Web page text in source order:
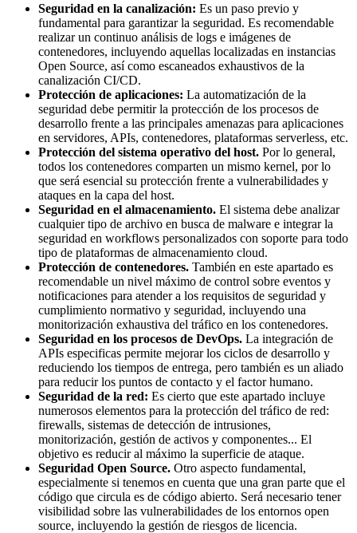
Seguridad en la canalización: Es un paso previo y
fundamental para garantizar la seguridad. Es recomendable
realizar un continuo análisis de logs e imágenes de
contenedores, incluyendo aquellas localizadas en instancias
Open Source, así como escaneados exhaustivos de la
canalización CI/CD.
Protección de aplicaciones: La automatización de la
seguridad debe permitir la protección de los procesos de
desarrollo frente a las principales amenazas para aplicaciones
en servidores, APIs, contenedores, plataformas serverless, etc.
Protección del sistema operativo del host. Por lo general,
todos los contenedores comparten un mismo kernel, por lo
que será esencial su protección frente a vulnerabilidades y
ataques en la capa del host.
Seguridad en el almacenamiento. El sistema debe analizar
cualquier tipo de archivo en busca de malware e integrar la
seguridad en workflows personalizados con soporte para todo
tipo de plataformas de almacenamiento cloud.
Protección de contenedores. También en este apartado es
recomendable un nivel máximo de control sobre eventos y
notificaciones para atender a los requisitos de seguridad y
cumplimiento normativo y seguridad, incluyendo una
monitorización exhaustiva del tráfico en los contenedores.
Seguridad en los procesos de DevOps. La integración de
APIs especificas permite mejorar los ciclos de desarrollo y
reduciendo los tiempos de entrega, pero también es un aliado
para reducir los puntos de contacto y el factor humano.
Seguridad de la red: Es cierto que este apartado incluye
numerosos elementos para la protección del tráfico de red:
firewalls, sistemas de detección de intrusiones,
monitorización, gestión de activos y componentes... El
objetivo es reducir al máximo la superficie de ataque.
Seguridad Open Source. Otro aspecto fundamental,
especialmente si tenemos en cuenta que una gran parte que el
código que circula es de código abierto. Será necesario tener
visibilidad sobre las vulnerabilidades de los entornos open
source, incluyendo la gestión de riesgos de licencia.